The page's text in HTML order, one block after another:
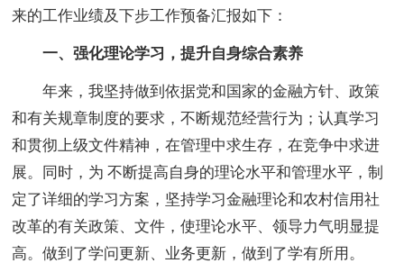
来的工作业绩及下步工作预备汇报如下：
一、强化理论学习，提升自身综合素养
年来，我坚持做到依据党和国家的金融方针、政策
和有关规章制度的要求，不断规范经营行为；认真学习
和贯彻上级文件精神，在管理中求生存，在竞争中求进
展。同时，为 不断提高自身的理论水平和管理水平，制
定了详细的学习方案，坚持学习金融理论和农村信用社
改革的有关政策、文件，使理论水平、领导力气明显提
高。做到了学问更新、业务更新，做到了学有所用。